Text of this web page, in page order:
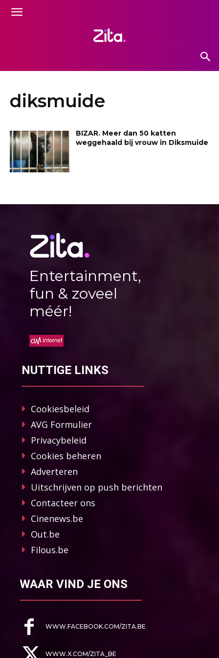
diksmuide
BIZAR. Meer dan 50 katten
weggehaald bij vrouw in Diksmuide
Entertainment,
fun & zoveel
méér!
NUTTIGE LINKS
Cookiesbeleid
AVG Formulier
Privacybeleid
Cookies beheren
Adverteren
Uitschrijven op push berichten
Contacteer ons
Cinenews.be
Out.be
Filous.be
WAAR VIND JE ONS
WWW.FACEBOOK.COM/ZITA.BE
WWW.X.COM/ZITA_BE